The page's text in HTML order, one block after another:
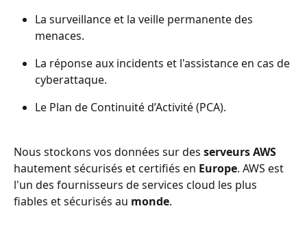
La surveillance et la veille permanente des
menaces.
La réponse aux incidents et l'assistance en cas de
cyberattaque.
Le Plan de Continuité d’Activité (PCA).
Nous stockons vos données sur des serveurs AWS
hautement sécurisés et certifiés en Europe. AWS est
l'un des fournisseurs de services cloud les plus
fiables et sécurisés au monde.